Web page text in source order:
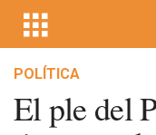
POLÍTICA
El ple del